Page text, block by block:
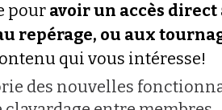
pour avoir un accès
repérage, ou aux
qui vous intéresse!
des nouvelles